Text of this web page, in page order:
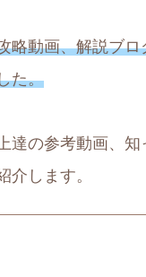
略動画、解説ブ
た。
達の参考動画、
介します。